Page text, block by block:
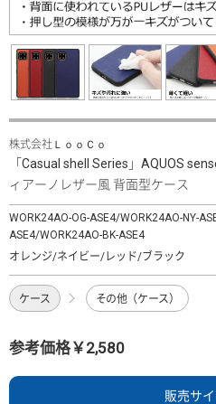
株式会社ＬｏｏＣｏ
「Casual shell Series」AQUOS
ィアーノレザー風 背面型ケース
WORK24AO-OG-ASE4/WORK24AO-NY-
ASE4/WORK24AO-BK-ASE4
オレンジ/ネイビー/レッド/ブラック
ケース その他（ケース）
参考価格￥2,580
販売サ